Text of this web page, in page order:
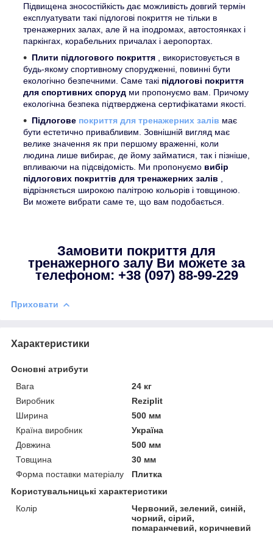
Підвищена зносостійкість дає можливість довгий термін
експлуатувати такі підлогові покриття не тільки в
тренажерних залах, але й на іподромах, автостоянках і
паркінгах, корабельних причалах і аеропортах.
Плити підлогового покриття , використовується в
будь-якому спортивному спорудженні, повинні бути
екологічно безпечними. Саме такі підлогові покриття
для спортивних споруд ми пропонуємо вам. Причому
екологічна безпека підтверджена сертифікатами якості.
Підлогове покриття для тренажерних залів має
бути естетично привабливим. Зовнішній вигляд має
велике значення як при першому враженні, коли
людина лише вибирає, де йому займатися, так і пізніше,
впливаючи на підсвідомість. Ми пропонуємо вибір
підлогових покриттів для тренажерних залів ,
відрізняється широкою палітрою кольорів і товщиною.
Ви можете вибрати саме те, що вам подобається.
Замовити покриття для
тренажерного залу Ви можете за
телефоном: +38 (097) 88-99-229
Приховати
Характеристики
Основні атрибути
Вага
24 кг
Виробник
Reziplit
Ширина
500 мм
Країна виробник
Україна
Довжина
500 мм
Товщина
30 мм
Форма поставки матеріалу
Плитка
Користувальницькі характеристики
Колір
Червоний, зелений, синій,
чорний, сірий,
помаранчевий, коричневий